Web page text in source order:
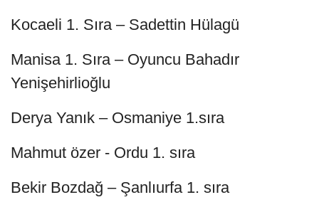
Kocaeli 1. Sıra – Sadettin Hülagü
Manisa 1. Sıra – Oyuncu Bahadır
Yenişehirlioğlu
Derya Yanık – Osmaniye 1.sıra
Mahmut özer - Ordu 1. sıra
Bekir Bozdağ – Şanlıurfa 1. sıra